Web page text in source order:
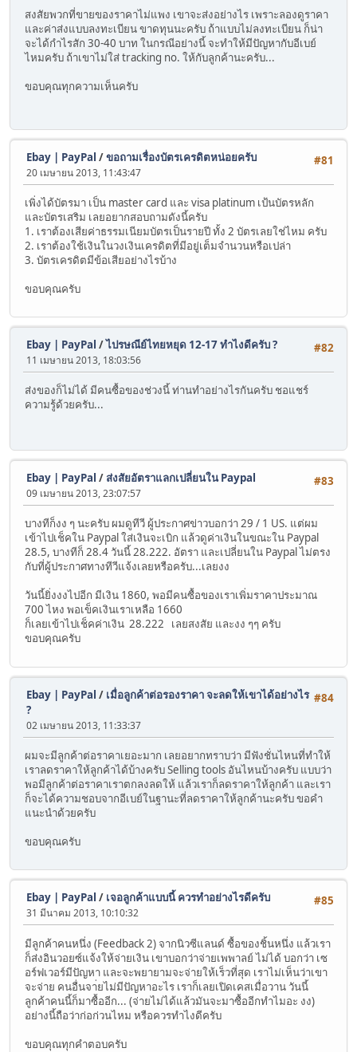
สงสัยพวกที่ขายของราคาไม่แพง เขาจะส่งอย่างไร เพราะลองดูราคา
และค่าส่งแบบลงทะเบียน ขาดทุนนะครับ ถ้าแบบไม่ลงทะเบียน ก็น่า
จะได้กำไรสัก 30-40 บาท ในกรณีอย่างนี้ จะทำให้มีปัญหากับอีเบย์
ไหมครับ ถ้าเขาไม่ใส่ tracking no. ให้กับลูกค้านะครับ...
ขอบคุณทุกความเห็นครับ
#81
Ebay | PayPal /ขอถามเรื่องบัตรเครดิตหน่อยครับ
20 เมษายน 2013, 11:43:47
เพิ่งได้บัตรมา เป็น master card และ visa platinum เป้นบัตรหลัก
และบัตรเสริม เลยอยากสอบถามดังนี้ครับ
1. เราต้องเสียค่าธรรมเนียมบัตรเป็นรายปี ทั้ง 2 บัตรเลยใช่ไหม ครับ
2. เราต้องใช้เงินในวงเงินเครดิตที่มีอยู่เต็มจำนวนหรือเปล่า
3. บัตรเครดิตมีข้อเสียอย่างไรบ้าง
ขอบคุณครับ
#82
Ebay | PayPal /ไปรษณีย์ไทยหยุด 12-17 ทำไงดีครับ ?
11 เมษายน 2013, 18:03:56
ส่งของก็ไม่ได้ มีคนซื้อของช่วงนี้ ท่านทำอย่างไรกันครับ ชอแชร์
ความรู้ด้วยครับ...
#83
Ebay | PayPal / ส่งสัยอัตราแลกเปลี่ยนใน Paypal
09 เมษายน 2013, 23:07:57
บางทีก็งง ๆ นะครับ ผมดูทีวี ผู้ประกาศข่าวบอกว่า 29 / 1 US. แต่ผม
เข้าไปเช็คใน Paypal ใส่เงินจะเบิก แล้วดูค่าเงินในขณะใน Paypal
28.5, บางทีก็ 28.4 วันนี้ 28.222. อัตรา และเปลี่ยนใน Paypal ไม่ตรง
กับที่ผู้ประกาศทางทีวีแจ้งเลยหรือครับ...เลยงง
วันนี้ยิ่งงงไปอีก มีเงิน 1860, พอมีคนซื้อของเราเพิ่มราคาประมาณ
700 ไหง พอเข็คเงินเราเหลือ 1660
ก็เลยเข้าไปเช็คค่าเงิน 28.222 เลยสงสัย และงง ๆๆ ครับ
ขอบคุณครับ
#84
Ebay | PayPal / เมื่อลูกค้าต่อรองราคา จะลดให้เขาได้อย่างไร
?
02 เมษายน 2013, 11:33:37
ผมจะมีลูกค้าต่อราคาเยอะมาก เลยอยากทราบว่า มีฟังชั่นไหนที่ทำให้
เราลดราคาให้ลูกค้าได้บ้างครับ Selling tools อันไหนบ้างครับ แบบว่า
พอมีลูกค้าต่อราคาเราตกลงลดให้ แล้วเราก็ลดราคาให้ลูกค้า และเรา
ก็จะได้ความชอบจากอีเบย์ในฐานะที่ลดราคาให้ลูกค้านะครับ ขอคำ
แนะนำด้วยครับ
ขอบคุณครับ
#85
Ebay | PayPal / เจอลูกค้าแบบนี้ ควรทำอย่างไรดีครับ
31 มีนาคม 2013, 10:10:32
มีลูกค้าคนหนึ่ง (Feedback 2) จากนิวซีแลนด์ ซื้อของชิ้นหนึ่ง แล้วเรา
ก็ส่งอินวอยซ์แจ้งให้จ่ายเงิน เขาบอกว่าจ่ายเพพาลย์ ไม่ได้ บอกว่า เซ
อร์ฟเวอร์มีปัญหา และจะพยายามจะจ่ายให้เร็วที่สุด เราไม่เห็นว่าเขา
จะจ่าย คนอื่นจา่ยไม่มีปัญหาอะไร เราก็เลยเปิดเคสเมื่อวาน วันนี้
ลูกค้าคนนี้ก็มาซื้ออีก... (จ่ายไม่ได้แล้วมันจะมาซื้ออีกทำไมอะ งง)
อย่างนี้ถือว่าก่อก่วนไหม หรือควรทำไงดีครับ
ขอบคุณทุกคำตอบครับ